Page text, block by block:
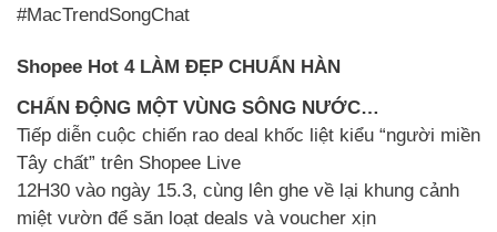
#MacTrendSongChat
Shopee Hot 4 LÀM ĐẸP CHUẨN HÀN
CHẤN ĐỘNG MỘT VÙNG SÔNG NƯỚC…
Tiếp diễn cuộc chiến rao deal khốc liệt kiểu “người miền
Tây chất” trên Shopee Live
12H30 vào ngày 15.3, cùng lên ghe về lại khung cảnh
miệt vườn để săn loạt deals và voucher xịn